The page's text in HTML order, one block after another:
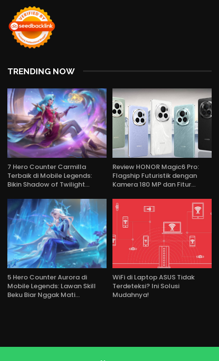
TRENDING NOW
7 Hero Counter Carmilla
Terbaik di Mobile Legends:
Bikin Shadow of Twilight…
Review HONOR Magic6 Pro:
Flagship Futuristik dengan
Kamera 180 MP dan Fitur…
5 Hero Counter Aurora di
Mobile Legends: Lawan Skill
Beku Biar Nggak Mati…
WiFi di Laptop ASUS Tidak
Terdeteksi? Ini Solusi
Mudahnya!